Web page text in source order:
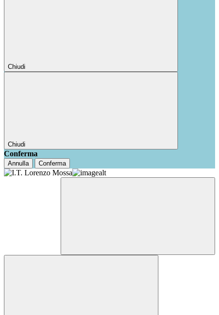
Chiudi
Chiudi
Conferma
Annulla Conferma